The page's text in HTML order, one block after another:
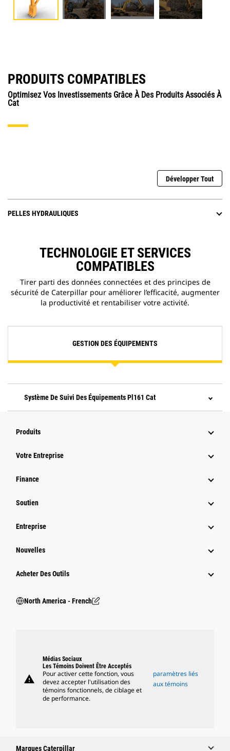
PRODUITS COMPATIBLES
Optimisez Vos Investissements Grâce À Des Produits Associés À
Cat
Développer Tout
PELLES HYDRAULIQUES
TECHNOLOGIE ET SERVICES
COMPATIBLES
Tirer parti des données connectées et des principes de
sécurité de Caterpillar pour améliorer l’efficacité, augmenter
la productivité et rentabiliser votre activité.
GESTION DES ÉQUIPEMENTS
Système De Suivi Des Équipements Pl161 Cat
Produits
Votre Entreprise
Finance
Soutien
Entreprise
Nouvelles
Acheter Des Outils
North America - French
warning
Médias Sociaux
Les Témoins Doivent Être Acceptés
Pour activer cette fonction, vous
devez accepter l'utilisation des
témoins fonctionnels, de ciblage et
de performance.
paramètres liés
aux témoins
Marques Caterpillar